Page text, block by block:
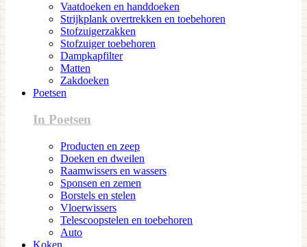
Vaatdoeken en handdoeken
Strijkplank overtrekken en toebehoren
Stofzuigerzakken
Stofzuiger toebehoren
Dampkapfilter
Matten
Zakdoeken
Poetsen
In Poetsen
Producten en zeep
Doeken en dweilen
Raamwissers en wassers
Sponsen en zemen
Borstels en stelen
Vloerwissers
Telescoopstelen en toebehoren
Auto
Koken